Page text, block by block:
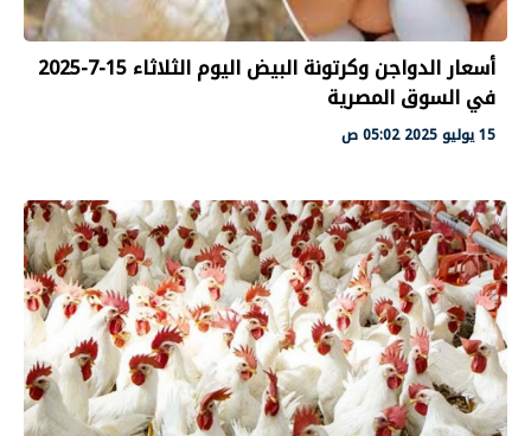
أسعار الدواجن وكرتونة البيض اليوم الثلاثاء 15-7-2025
في السوق المصرية
15 يوليو 2025 05:02 ص